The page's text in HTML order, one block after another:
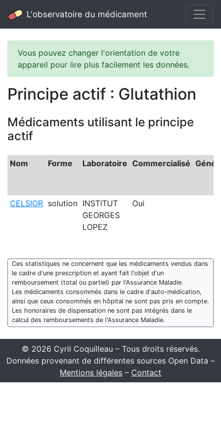
L'observatoire du médicament
Vous pouvez changer l'orientation de votre
appareil pour lire plus facilement les données.
Principe actif : Glutathion
Médicaments utilisant le principe
actif
Nom Forme Laboratoire Commercialisé
CELSIOR solution INSTITUT
GEORGES
LOPEZ
Oui
Ces statistiques ne concernent que les médicaments vendus dans
le cadre d'une prescription et ayant fait l'objet d'un
remboursement (total ou partiel) par l'Assurance Maladie.
Les médicaments consommés dans le cadre d'auto-médication,
ainsi que ceux consommés en hôpital ne sont pas pris en compte.
Les honoraires de dispensation ne sont pas intégrés dans le
calcul des remboursements de l'Assurance Maladie.
© 2026 Cyril Coquilleau – Tous droits réservés.
Données provenant de différentes sources Open Data –
Mentions légales – Contact